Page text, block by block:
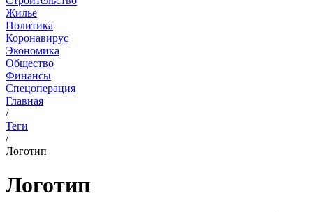
Жилье
Политика
Коронавирус
Экономика
Общество
Финансы
Спецоперация
Главная
/
Теги
/
Логотип
Логотип